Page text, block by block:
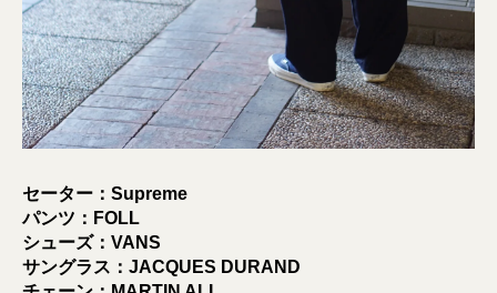
セーター：Supreme
パンツ：FOLL
シューズ：VANS
サングラス：JACQUES DURAND